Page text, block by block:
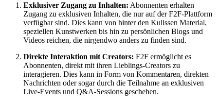
Exklusiver Zugang zu Inhalten: Abonnenten erhalten
Zugang zu exklusiven Inhalten, die nur auf der F2F-Plattform
verfügbar sind. Dies kann von hinter den Kulissen Material,
speziellen Kunstwerken bis hin zu persönlichen Blogs und
Videos reichen, die nirgendwo anders zu finden sind.
Direkte Interaktion mit Creators: F2F ermöglicht es
Abonnenten, direkt mit ihren Lieblings-Creators zu
interagieren. Dies kann in Form von Kommentaren, direkten
Nachrichten oder sogar durch die Teilnahme an exklusiven
Live-Events und Q&A-Sessions geschehen.